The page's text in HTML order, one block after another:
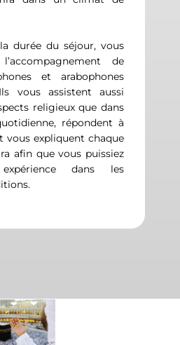
durée du séjour, vous
de
et arabophones
vous assistent aussi
religieux que dans
répondent à
vous expliquent chaque
afin que vous puissiez
dans les